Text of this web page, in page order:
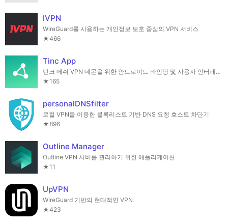
IVPN
WireGuard를 사용하는 개인정보 보호 중심의 VPN 서비스
★466
Tinc App
틴크 메쉬 VPN 데몬을 위한 안드로이드 바인딩 및 사용자 인터페이스
★165
personalDNSfilter
로컬 VPN을 이용한 블록리스트 기반 DNS 요청 호스트 차단기
★896
Outline Manager
Outline VPN 서버를 관리하기 위한 애플리케이션
★11
UpVPN
WireGuard 기반의 현대적인 VPN
★423